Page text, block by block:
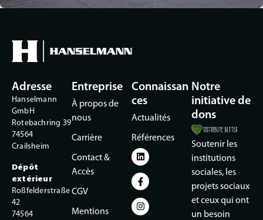
Adresse
Hanselmann
GmbH
Rotebachring 39
74564
Crailsheim
Dépôt
extérieur
Roßfelderstraße
42
74564
Entreprise
À propos de
nous
Carrière
Contact &
Accès
CGV
Mentions
Connaissan
ces
Actualités
Références
Notre
initiative de
dons
Soutenir les
institutions
sociales, les
projets sociaux
et ceux qui ont
un besoin